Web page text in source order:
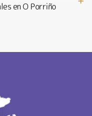
en O Porriño